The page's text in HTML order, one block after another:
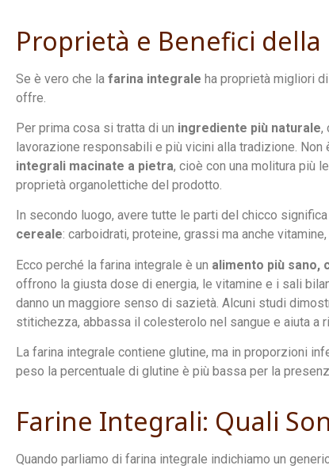
Proprietà e Benefici
Se è vero che la farina integrale ha proprietà migliori
offre.
Per prima cosa si tratta di un ingrediente più naturale,
lavorazione responsabili e più vicini alla tradizione.
integrali macinate a pietra, cioè con una molitura più
proprietà organolettiche del prodotto.
In secondo luogo, avere tutte le parti del chicco
cereale: carboidrati, proteine, grassi ma anche
Ecco perché la farina integrale è un alimento più sano,
offrono la giusta dose di energia, le vitamine e i sali
danno un maggiore senso di sazietà. Alcuni studi
stitichezza, abbassa il colesterolo nel sangue e aiuta a
La farina integrale contiene glutine, ma in proporzioni
peso la percentuale di glutine è più bassa per la
Farine Integrali: Quali
Quando parliamo di farina integrale indichiamo un